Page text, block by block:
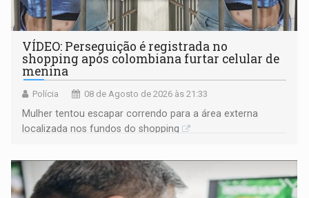
VÍDEO: Perseguição é registrada no
shopping após colombiana furtar celular de
menina
Polícia 08 de Agosto de 2026 às 21:33
Mulher tentou escapar correndo para a área externa
localizada nos fundos do shopping